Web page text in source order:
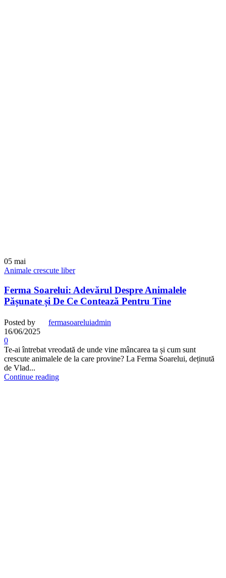
05 mai
Animale crescute liber
Ferma Soarelui: Adevărul Despre Animalele
Pășunate și De Ce Contează Pentru Tine
Posted by
fermasoareluiadmin
16/06/2025
0
Te-ai întrebat vreodată de unde vine mâncarea ta și cum sunt
crescute animalele de la care provine? La Ferma Soarelui, deținută
de Vlad...
Continue reading